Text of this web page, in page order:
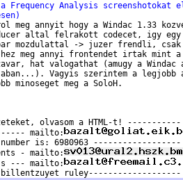
Frequency Analysis screenshotokat
meg annyit hogy a Windac 1.33
altal felrakott codecet, igy
mozdulattal -> juzer frendli, csak
meg annyi frontendet irtak mint a
hat valogathat (amugy a
Vagyis szerintem a legjobb
minoseget meg a SoloH.
olvasom a HTML-t! -----------
mailto:
is: 6980963 ------------------
- mailto:
--- mailto: